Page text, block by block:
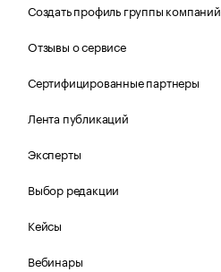
Создать профиль группы компаний
Отзывы о сервисе
Сертифицированные партнеры
Лента публикаций
Эксперты
Выбор редакции
Кейсы
Вебинары